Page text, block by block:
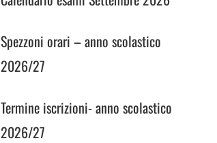
Spezzoni orari – anno scolastico
2026/27
Termine iscrizioni- anno scolastico
2026/27